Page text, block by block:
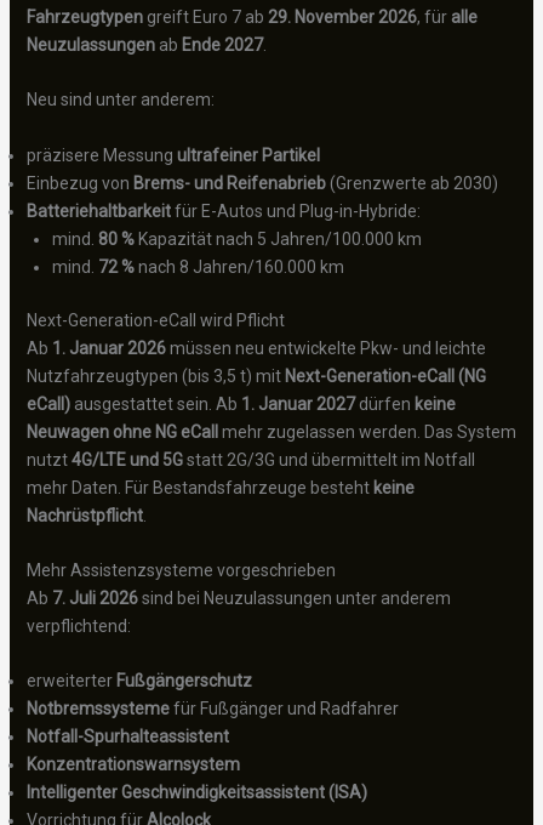
Fahrzeugtypengreift Euro 7 ab 29. November 2026, für alle
Neuzulassungenab Ende 2027.
Neu sind unter anderem:
präzisere Messung ultrafeiner Partikel
Einbezug von Brems- und Reifenabrieb(Grenzwerte ab 2030)
Batteriehaltbarkeitfür E-Autos und Plug-in-Hybride:
mind. 80 %Kapazität nach 5 Jahren/100.000 km
mind. 72 %nach 8 Jahren/160.000 km
Next-Generation-eCall wird Pflicht
Ab 1. Januar 2026müssen neu entwickelte Pkw- und leichte
Nutzfahrzeugtypen (bis 3,5 t) mit Next-Generation-eCall (NG
eCall)ausgestattet sein. Ab 1. Januar 2027dürfen keine
Neuwagen ohne NG eCall mehr zugelassen werden. Das System
nutzt4G/LTE und 5Gstatt 2G/3G und übermittelt im Notfall
mehr Daten. Für Bestandsfahrzeuge besteht keine
Nachrüstpflicht.
Mehr Assistenzsysteme vorgeschrieben
Ab 7. Juli 2026sind bei Neuzulassungen unter anderem
verpflichtend:
erweiterter Fußgängerschutz
Notbremssystemefür Fußgänger und Radfahrer
Notfall-Spurhalteassistent
Konzentrationswarnsystem
Intelligenter Geschwindigkeitsassistent (ISA)
Vorrichtung fürAlcolock